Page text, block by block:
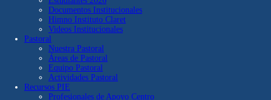
Documentos Institucionales
Himno Instituto Claret
Videos Institucionales
Pastoral
Nuestra Pastoral
Áreas de Pastoral
Equipo Pastoral
Actividades Pastoral
Recursos PIE
Profesionales de Apoyo Centro